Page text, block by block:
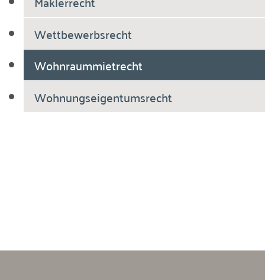
Wettbewerbsrecht
Wohnraummietrecht
Wohnungseigentumsrecht